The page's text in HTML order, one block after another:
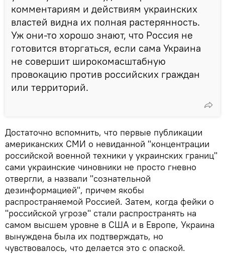
комментариям и действиям украинских
властей видна их полная растерянность.
Уж они-то хорошо знают, что Россия не
готовится вторгаться, если сама Украина
не совершит широкомасштабную
провокацию против российских граждан
или территорий.
Достаточно вспомнить, что первые публикации
американских СМИ о невиданной "концентрации
российской военной техники у украинских границ"
сами украинские чиновники не просто гневно
отвергли, а назвали "сознательной
дезинформацией", причем якобы
распространяемой Россией. Затем, когда фейки о
"российской угрозе" стали распространять на
самом высшем уровне в США и в Европе, Украина
вынуждена была их подтверждать, но
чувствовалось, что делается это с опаской.